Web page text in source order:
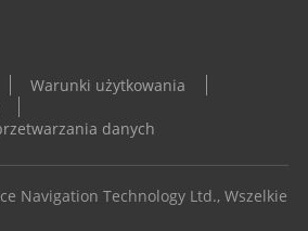
Warunki użytkowania
danych
Navigation Technology Ltd., Wszelkie